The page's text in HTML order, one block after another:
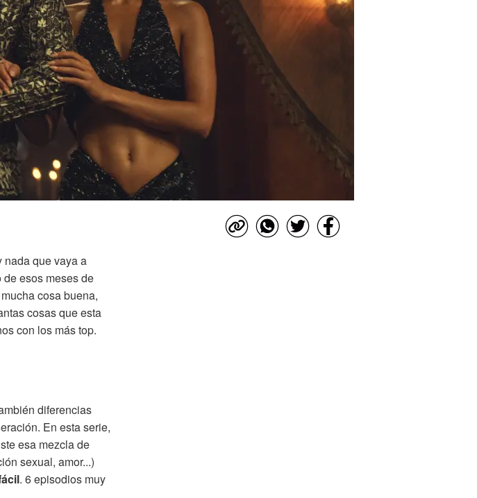
nada que vaya a
esos meses de
cosa buena,
cosas que esta
con los más top.
diferencias
En esta serie,
esa mezcla de
sexual, amor...)
. 6 episodios muy